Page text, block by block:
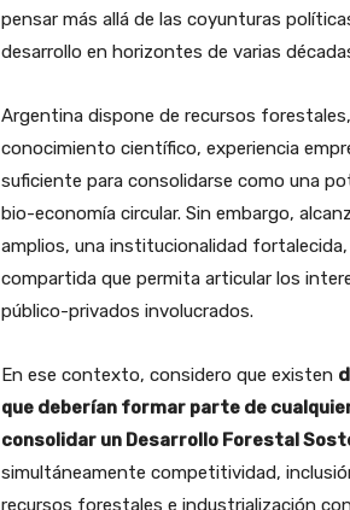
pensar más allá de las coyunturas
desarrollo en horizontes de varias
Argentina dispone de recursos
conocimiento científico, experiencia
suficiente para consolidarse como una
bio-economía circular. Sin embargo,
amplios, una institucionalidad
compartida que permita articular los
público-privados involucrados.
En ese contexto, considero que existen
que deberían formar parte de
consolidar un Desarrollo Forestal
simultáneamente competitividad,